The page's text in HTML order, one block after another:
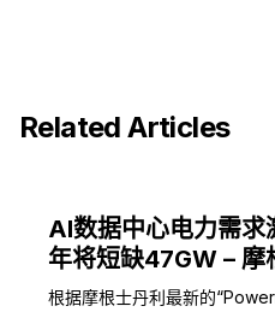
Related Articles
AI数据中心电力需
年将短缺47GW – 摩
根据摩根士丹利最新的